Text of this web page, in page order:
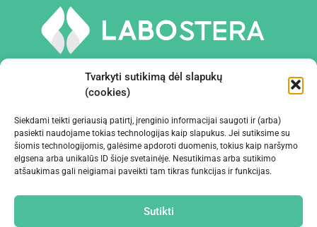
Tvarkyti sutikimą dėl slapukų
(cookies)
Siekdami teikti geriausią patirtį, įrenginio informacijai saugoti ir (arba)
pasiekti naudojame tokias technologijas kaip slapukus. Jei sutiksime su
šiomis technologijomis, galėsime apdoroti duomenis, tokius kaip naršymo
elgsena arba unikalūs ID šioje svetainėje. Nesutikimas arba sutikimo
atšaukimas gali neigiamai paveikti tam tikras funkcijas ir funkcijas.
Sutikti
PRIEMONĖS IR ĮRANGA
ĮMONĖ